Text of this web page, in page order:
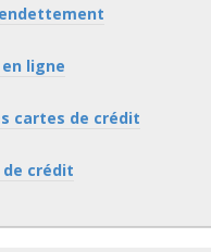
ligne
cartes de crédit
crédit